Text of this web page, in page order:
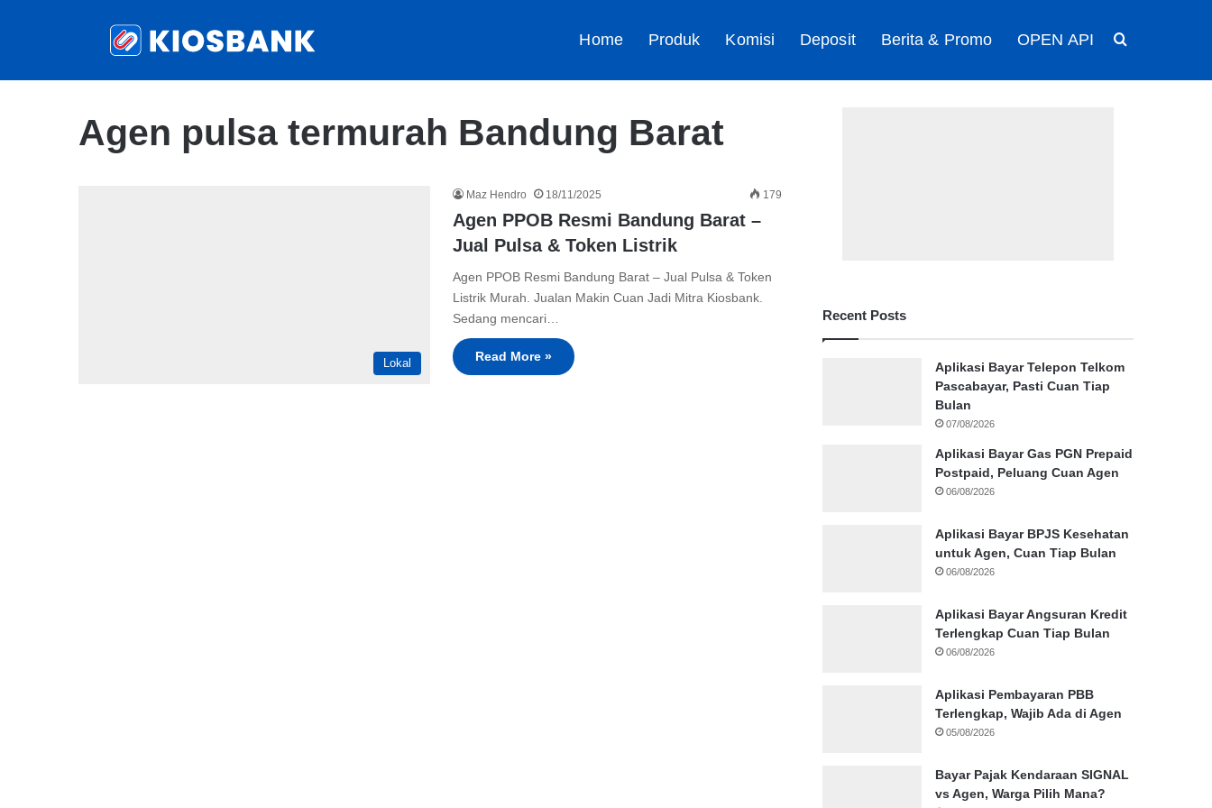
Home Produk Komisi Deposit Berita & Promo OPEN API
Agen pulsa termurah Bandung Barat
Lokal
Maz Hendro 18/11/2025 179
Agen PPOB Resmi Bandung Barat –
Jual Pulsa & Token Listrik
Agen PPOB Resmi Bandung Barat – Jual Pulsa & Token
Listrik Murah. Jualan Makin Cuan Jadi Mitra Kiosbank.
Sedang mencari…
Read More »
Recent Posts
Aplikasi Bayar Telepon Telkom
Pascabayar, Pasti Cuan Tiap
Bulan
07/08/2026
Aplikasi Bayar Gas PGN Prepaid
Postpaid, Peluang Cuan Agen
06/08/2026
Aplikasi Bayar BPJS Kesehatan
untuk Agen, Cuan Tiap Bulan
06/08/2026
Aplikasi Bayar Angsuran Kredit
Terlengkap Cuan Tiap Bulan
06/08/2026
Aplikasi Pembayaran PBB
Terlengkap, Wajib Ada di Agen
05/08/2026
Bayar Pajak Kendaraan SIGNAL
vs Agen, Warga Pilih Mana?